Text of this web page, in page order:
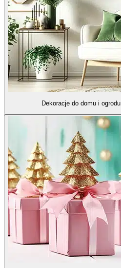
Dekoracje do domu i ogrodu